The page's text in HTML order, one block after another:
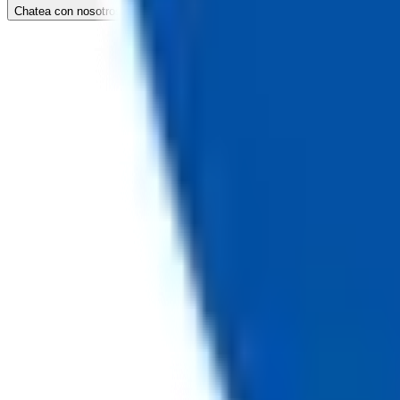
Chatea con nosotros